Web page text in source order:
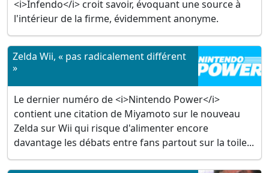
<i>Infendo</i> croit savoir, évoquant une source à
l'intérieur de la firme, évidemment anonyme.
Zelda Wii, « pas radicalement différent
»
Le dernier numéro de <i>Nintendo Power</i>
contient une citation de Miyamoto sur le nouveau
Zelda sur Wii qui risque d'alimenter encore
davantage les débats entre fans partout sur la toile...